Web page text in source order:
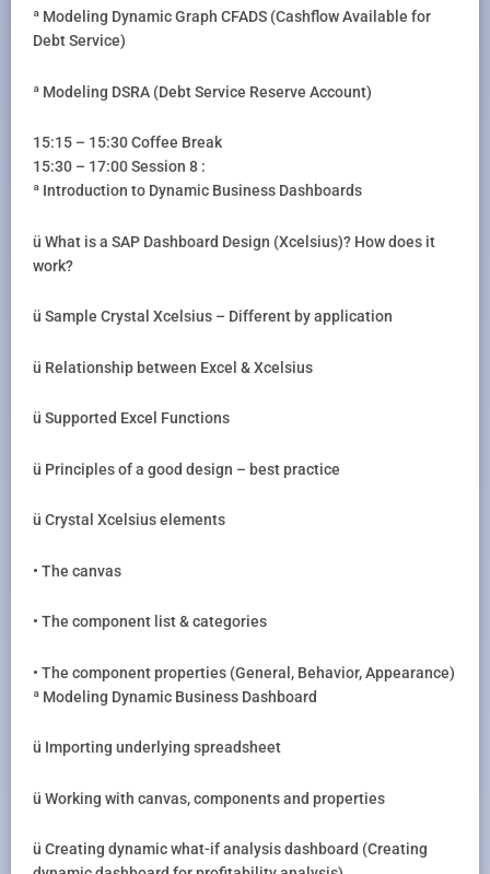
ª Modeling Dynamic Graph CFADS (Cashflow Available for
Debt Service)
ª Modeling DSRA (Debt Service Reserve Account)
15:15 – 15:30 Coffee Break
15:30 – 17:00 Session 8 :
ª Introduction to Dynamic Business Dashboards
ü What is a SAP Dashboard Design (Xcelsius)? How does it
work?
ü Sample Crystal Xcelsius – Different by application
ü Relationship between Excel & Xcelsius
ü Supported Excel Functions
ü Principles of a good design – best practice
ü Crystal Xcelsius elements
• The canvas
• The component list & categories
• The component properties (General, Behavior, Appearance)
ª Modeling Dynamic Business Dashboard
ü Importing underlying spreadsheet
ü Working with canvas, components and properties
ü Creating dynamic what-if analysis dashboard (Creating